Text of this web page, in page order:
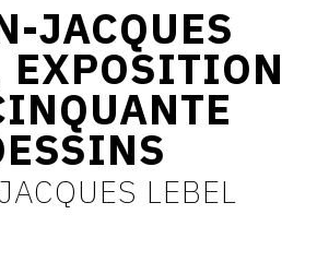
FACEBOOK
TWITTER
PINTEREST
JACQUES
EXPOSITION
LEBEL